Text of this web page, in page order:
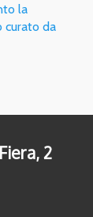
la
curato da
2